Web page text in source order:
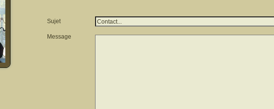
Sujet
Message